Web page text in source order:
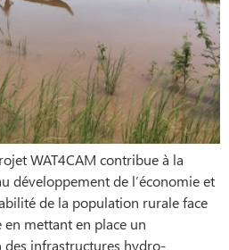
WAT4CAM contribue à la
développement de l’économie et
de la population rurale face
mettant en place un
infrastructures hydro-